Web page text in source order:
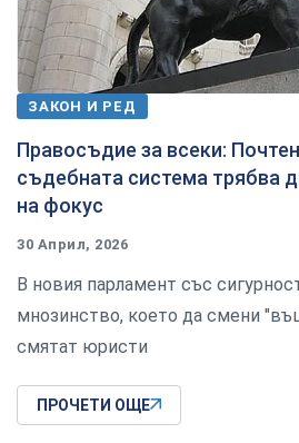
ЗАКОН И РЕД
Правосъдие за всеки:
съдебната система трябва
на фокус
30 Април, 2026
В новия парламент със
мнозинство, което да смени
смятат юристи
ПРОЧЕТИ ОЩЕ